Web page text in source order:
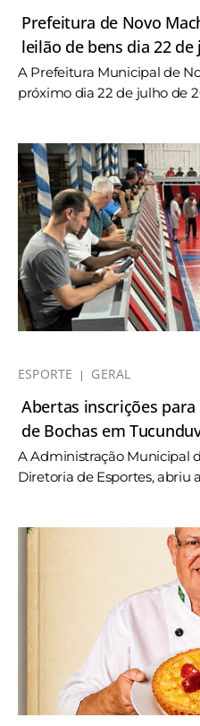
Prefeitura de Novo
leilão de bens dia 22 de
A Prefeitura Municipal de
próximo dia 22 de julho de
ESPORTE GERAL
Abertas inscrições
de Bochas em
A Administração Municipal
Diretoria de Esportes, abriu